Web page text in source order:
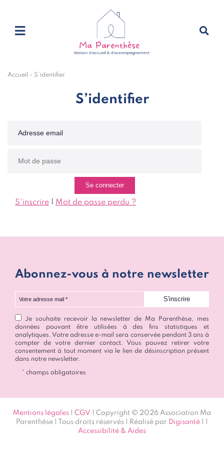
Accueil - S’identifier
S’identifier
S'inscrire Mot de passe perdu ?
Abonnez-vous à notre newsletter
Votre adresse mail
Je souhaite recevoir la newsletter de Ma Parenthèse, mes
données pouvant être utilisées à des fins statistiques et
analytiques. Votre adresse e-mail sera conservée pendant 3 ans à
compter de votre dernier contact. Vous pouvez retirer votre
consentement à tout moment via le lien de désinscription présent
dans notre newsletter.
* champs obligatoires
Mentions légales CGV | Copyright © 2026 Association Ma
Parenthèse | Tous droits réservés | Réalisé par Digisanté
Accessibilité & Aides